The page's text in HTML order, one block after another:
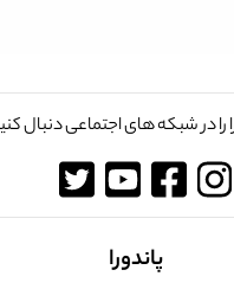
را در شبکه های اجتماعی دنبال کنید
پاندورا